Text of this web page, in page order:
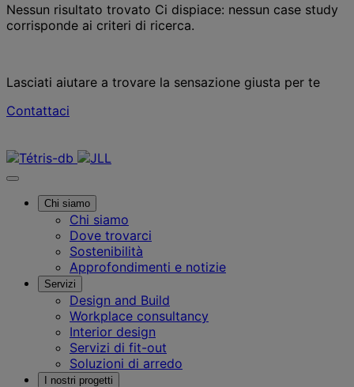
Nessun risultato trovato Ci dispiace: nessun case study
corrisponde ai criteri di ricerca.
Lasciati aiutare a trovare la sensazione giusta per te
Contattaci
Chi siamo
Chi siamo
Dove trovarci
Sostenibilità
Approfondimenti e notizie
Servizi
Design and Build
Workplace consultancy
Interior design
Servizi di fit-out
Soluzioni di arredo
I nostri progetti